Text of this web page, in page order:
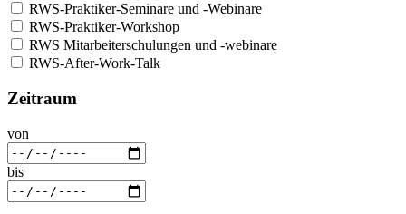
RWS-Praktiker-Seminare und -Webinare
RWS-Praktiker-Workshop
RWS Mitarbeiterschulungen und -webinare
RWS-After-Work-Talk
Zeitraum
von
bis